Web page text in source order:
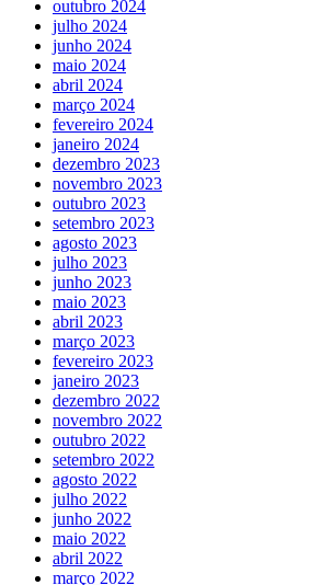
outubro 2024
julho 2024
junho 2024
maio 2024
abril 2024
março 2024
fevereiro 2024
janeiro 2024
dezembro 2023
novembro 2023
outubro 2023
setembro 2023
agosto 2023
julho 2023
junho 2023
maio 2023
abril 2023
março 2023
fevereiro 2023
janeiro 2023
dezembro 2022
novembro 2022
outubro 2022
setembro 2022
agosto 2022
julho 2022
junho 2022
maio 2022
abril 2022
março 2022